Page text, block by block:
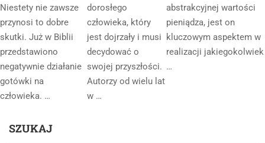
Niestety nie zawsze
przynosi to dobre
skutki. Już w Biblii
przedstawiono
negatywnie działanie
gotówki na
człowieka. …
dorosłego
człowieka, który
jest dojrzały i musi
decydować o
swojej przyszłości.
Autorzy od wielu lat
w …
abstrakcyjnej wartości
pieniądza, jest on
kluczowym aspektem w
realizacji jakiegokolwiek
…
SZUKAJ